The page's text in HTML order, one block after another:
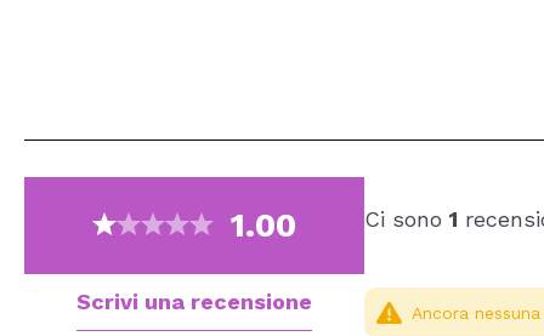
1.00
Scrivi una recensione
Ci sono 1
Ancora